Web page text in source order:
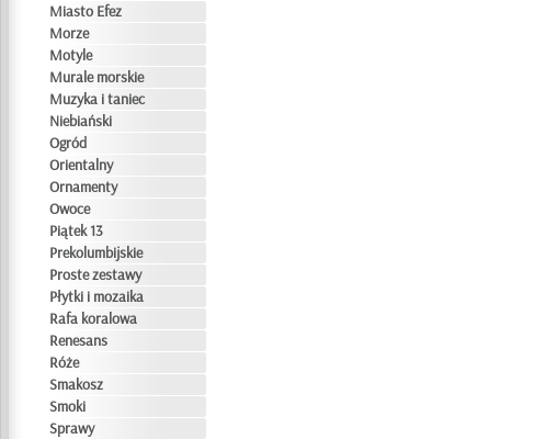
Miasto Efez
Morze
Motyle
Murale morskie
Muzyka i taniec
Niebiański
Ogród
Orientalny
Ornamenty
Owoce
Piątek 13
Prekolumbijskie
Proste zestawy
Płytki i mozaika
Rafa koralowa
Renesans
Róże
Smakosz
Smoki
Sprawy